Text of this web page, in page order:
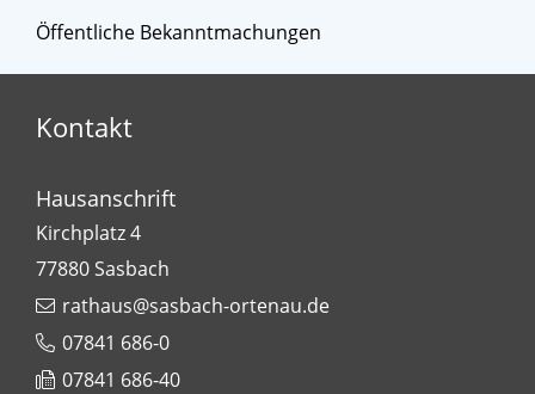
Öffentliche Bekanntmachungen
Kontakt
Hausanschrift
Kirchplatz 4
77880Sasbach
rathaus@sasbach-ortenau.de
07841 686-0
07841 686-40